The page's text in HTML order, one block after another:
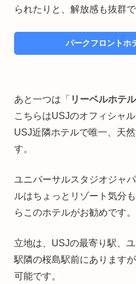
られたりと、解放感も抜群で
パークフロントホ
あと一つは「 リーベルホテ
こちらはUSJのオフィシャ
USJ近隣ホテルで唯一、天
す。
ユニバーサルスタジオジャ
ルはちょっとリゾート気分
らこのホテルがお勧めです。
立地は、USJの最寄り駅、
駅隣の桜島駅前にあります
可能です。